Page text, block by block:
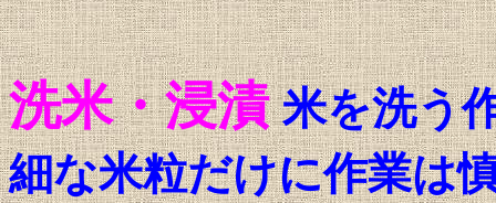
洗米・浸漬 米を洗う
細な米粒だけに作業は